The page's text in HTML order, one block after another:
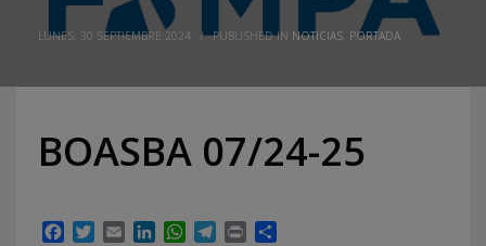
LUNES, 30 SEPTIEMBRE 2024 / PUBLISHED IN NOTICIAS PORTADA
BOASBA 07/24-25
Facebook
TwitterEmailLinkedInWhatsApp
Telegram
Print